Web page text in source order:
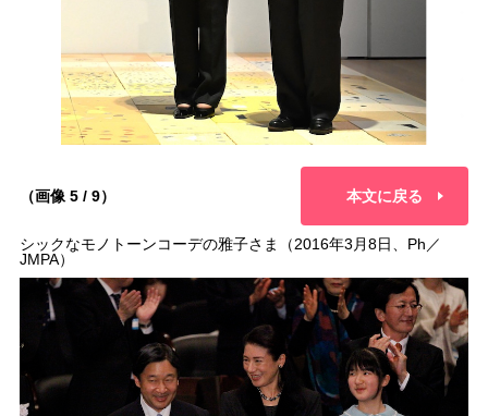
（画像 5 / 9） 本文に戻る
シックなモノトーンコーデの雅子さま（2016年3月8日、Ph／
JMPA）